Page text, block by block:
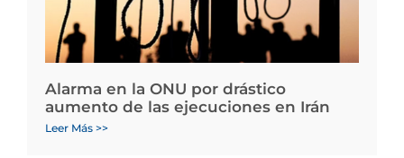
Alarma en la ONU por drástico
aumento de las ejecuciones en Irán
Leer Más >>